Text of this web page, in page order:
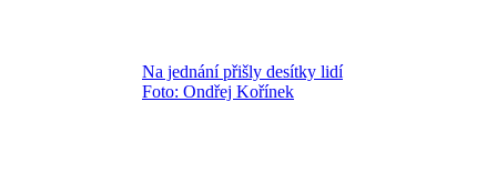
Na jednání přišly desítky lidí
Foto: Ondřej Kořínek